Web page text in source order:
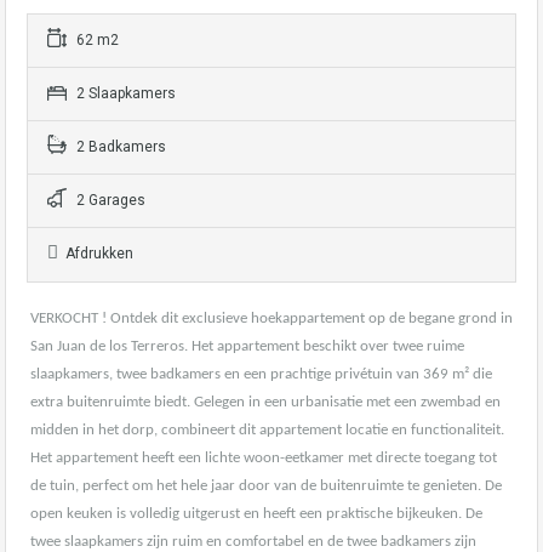
62 m2
2 Slaapkamers
2 Badkamers
2 Garages
Afdrukken
VERKOCHT ! Ontdek dit exclusieve hoekappartement op de begane grond in
San Juan de los Terreros. Het appartement beschikt over twee ruime
slaapkamers, twee badkamers en een prachtige privétuin van 369 m² die
extra buitenruimte biedt. Gelegen in een urbanisatie met een zwembad en
midden in het dorp, combineert dit appartement locatie en functionaliteit.
Het appartement heeft een lichte woon-eetkamer met directe toegang tot
de tuin, perfect om het hele jaar door van de buitenruimte te genieten. De
open keuken is volledig uitgerust en heeft een praktische bijkeuken. De
twee slaapkamers zijn ruim en comfortabel en de twee badkamers zijn